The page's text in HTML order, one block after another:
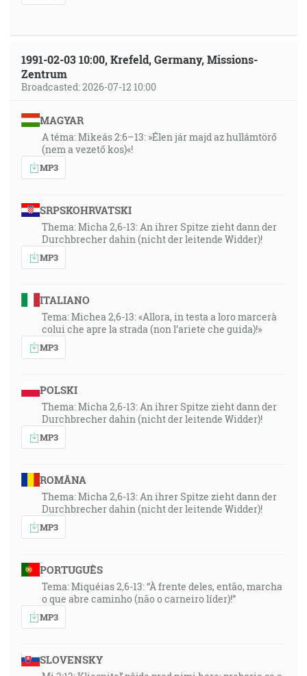
1991-02-03 10:00, Krefeld, Germany, Missions-
Zentrum
Broadcasted: 2026-07-12 10:00
MAGYAR
A téma: Mikeás 2:6–13: »Élen jár majd az hullámtörő
(nem a vezető kos)«!
MP3
SRPSKOHRVATSKI
Thema: Micha 2,6-13: An ihrer Spitze zieht dann der
Durchbrecher dahin (nicht der leitende Widder)!
MP3
ITALIANO
Tema: Michea 2,6-13: «Allora, in testa a loro marcerà
colui che apre la strada (non l’ariete che guida)!»
MP3
POLSKI
Thema: Micha 2,6-13: An ihrer Spitze zieht dann der
Durchbrecher dahin (nicht der leitende Widder)!
MP3
ROMÂNA
Thema: Micha 2,6-13: An ihrer Spitze zieht dann der
Durchbrecher dahin (nicht der leitende Widder)!
MP3
PORTUGUÊS
Tema: Miquéias 2,6-13: “À frente deles, então, marcha
o que abre caminho (não o carneiro líder)!”
MP3
SLOVENSKY